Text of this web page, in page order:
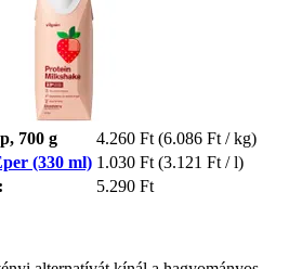
700 g 4.260 Ft (6.086 Ft / kg)
(330 ml) 1.030 Ft (3.121 Ft / l)
5.290 Ft